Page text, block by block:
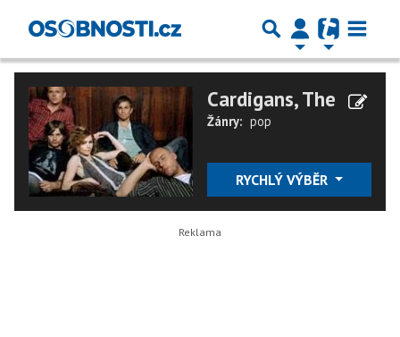
Cardigans, The
Žánry: pop
RYCHLÝ VÝBĚR